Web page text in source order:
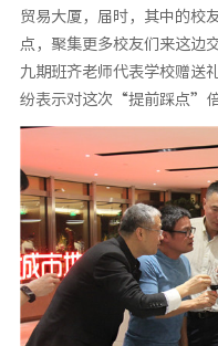
贸易大厦，届时，其中的校
点，聚集更多校友们来这边
九期班齐老师代表学校赠送
纷表示对这次“提前踩点”倍